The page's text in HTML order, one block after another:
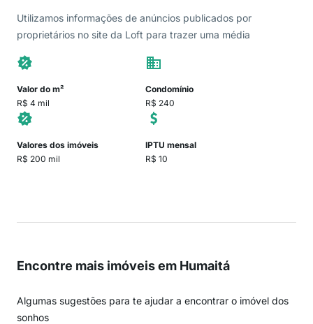
Utilizamos informações de anúncios publicados por
proprietários no site da Loft para trazer uma média
Valor do m²
R$ 4 mil
Condomínio
R$ 240
Valores dos imóveis
R$ 200 mil
IPTU mensal
R$ 10
Encontre mais imóveis em Humaitá
Algumas sugestões para te ajudar a encontrar o imóvel dos
sonhos